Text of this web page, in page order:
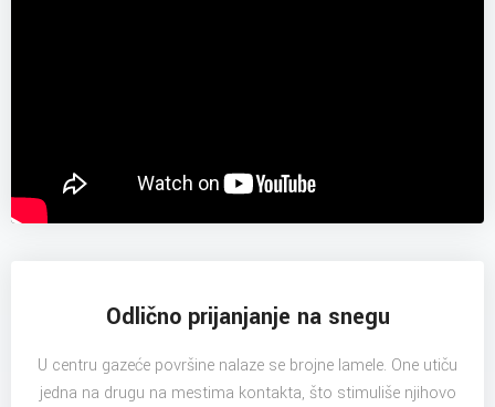
Odlično prijanjanje na snegu
U centru gazeće površine nalaze se brojne lamele. One utiču
jedna na drugu na mestima kontakta, što stimuliše njihovo